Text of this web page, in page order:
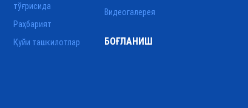
тўғрисида
Раҳбарият
Қуйи ташкилотлар
Видеогалерея
БОҒЛАНИШ